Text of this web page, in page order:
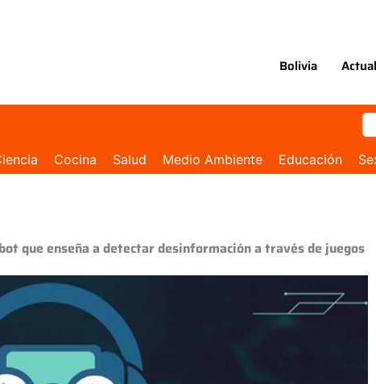
Bolivia
Cocina Salud Medio Ambiente Educación
que enseña a detectar desinformación a través de juegos